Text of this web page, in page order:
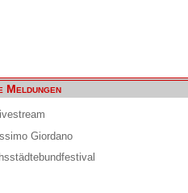
Meldungen
Giordano